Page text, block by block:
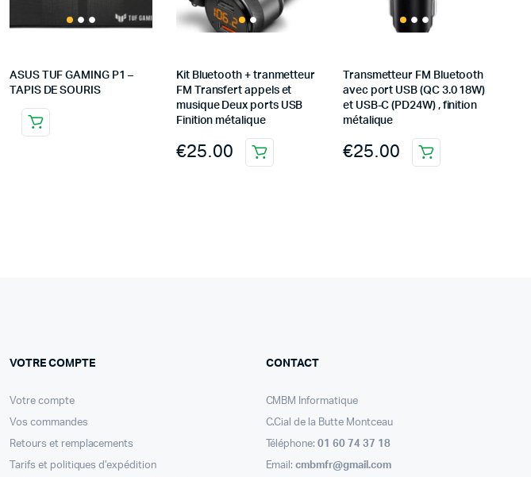
ASUS TUF GAMING P1 –
TAPIS DE SOURIS
Kit Bluetooth + tranmetteur
FM Transfert appels et
musique Deux ports USB
Finition métalique
€25.00
Transmetteur FM Bluetooth
avec port USB (QC 3.0 18W)
et USB-C (PD24W) , finition
métalique
€25.00
VOTRE COMPTE
Votre compte
Vos commandes
Retours et remplacements
Tarifs et politiques d’expédition
CONTACT
CMBM Informatique
C.Cial de la Butte Montceau
Téléphone:01 60 74 37 18
Email:cmbmfr@gmail.com